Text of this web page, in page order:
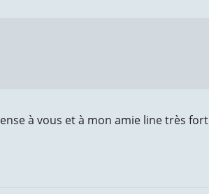
à vous et à mon amie line très fort